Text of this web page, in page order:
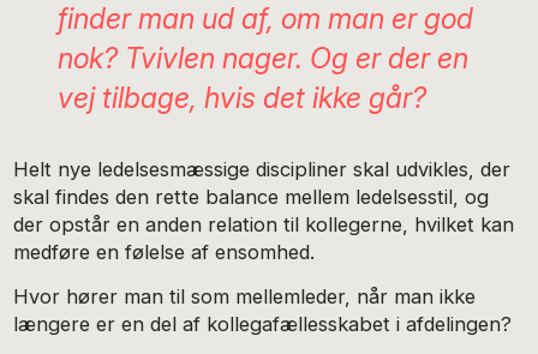
finder man ud af, om man er god
nok? Tvivlen nager. Og er der en
vej tilbage, hvis det ikke går?
Helt nye ledelsesmæssige discipliner skal udvikles, der
skal findes den rette balance mellem ledelsesstil, og
der opstår en anden relation til kollegerne, hvilket kan
medføre en følelse af ensomhed.
Hvor hører man til som mellemleder, når man ikke
længere er en del af kollegafællesskabet i afdelingen?